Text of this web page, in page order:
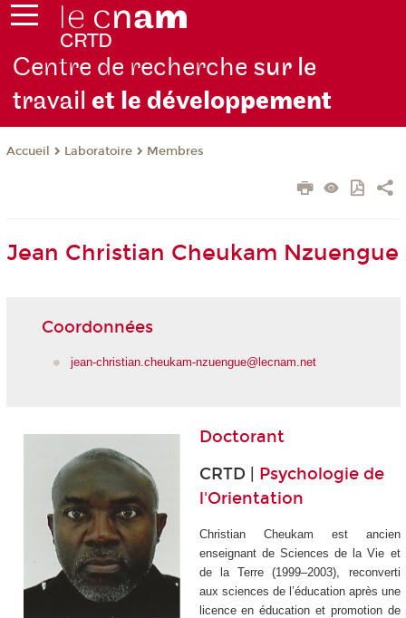
Centre de recherche sur le
travailet le développement
Accueil Laboratoire Membres
Jean Christian Cheukam Nzuengue
Coordonnées
jean-christian.cheukam-nzuengue@lecnam.net
Doctorant
CRTD | Psychologie de
l'Orientation
Christian Cheukam est ancien
enseignant de Sciences de la Vie et
de la Terre (1999–2003), reconverti
aux sciences de l’éducation après une
licence en éducation et promotion de